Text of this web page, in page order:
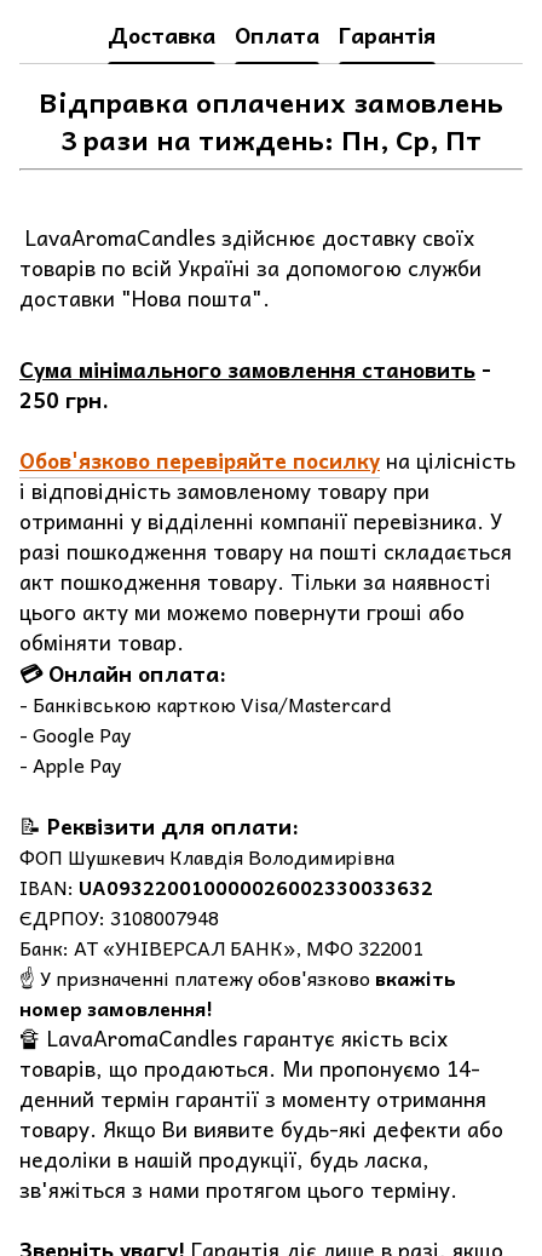
Доставка Оплата Гарантія
Відправка оплачених замовлень
3 рази на тиждень: Пн, Ср, Пт
LavaAromaCandles здійснює доставку своїх
товарів по всій Україні за допомогою служби
доставки "Нова пошта".
Сума мінімального замовлення становить -
250 грн.
Обов'язково перевіряйте посилку на цілісність
і відповідність замовленому товару при
отриманні у відділенні компанії перевізника. У
разі пошкодження товару на пошті складається
акт пошкодження товару. Тільки за наявності
цього акту ми можемо повернути гроші або
обміняти товар.
💳 Онлайн оплата:
- Банківською карткою Visa/Mastercard
- Google Pay
- Apple Pay
📝 Реквізити для оплати:
ФОП Шушкевич Клавдія Володимирівна
IBAN: UA093220010000026002330033632
ЄДРПОУ: 3108007948
Банк: АТ «УНІВЕРСАЛ БАНК», МФО 322001
☝️ У призначенні платежу обов'язково вкажіть
номер замовлення!
🔏 LavaAromaCandles гарантує якість всіх
товарів, що продаються. Ми пропонуємо 14-
денний термін гарантії з моменту отримання
товару. Якщо Ви виявите будь-які дефекти або
недоліки в нашій продукції, будь ласка,
зв'яжіться з нами протягом цього терміну.